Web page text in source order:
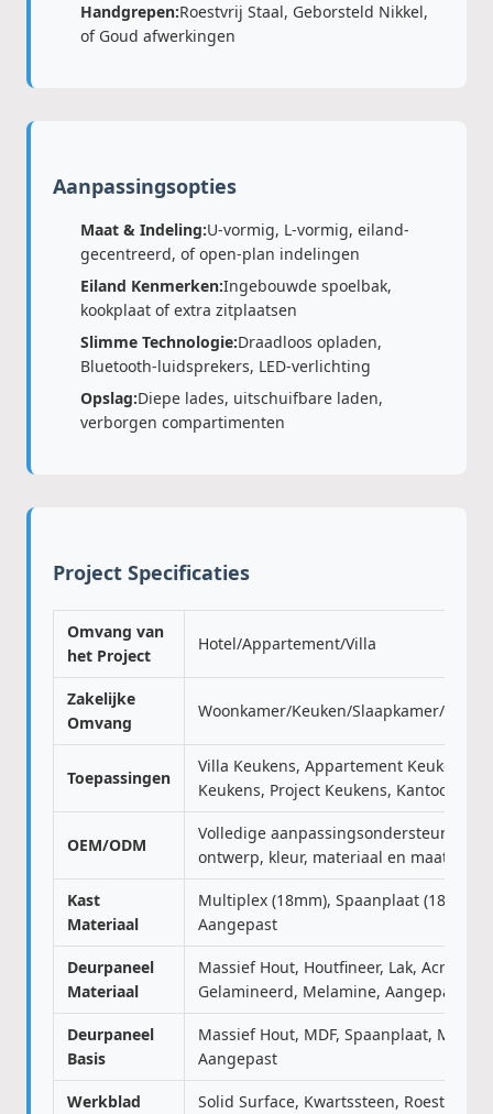
Handgrepen:Roestvrij Staal, Geborsteld Nikkel,
of Goud afwerkingen
Aanpassingsopties
Maat & Indeling:U-vormig, L-vormig, eiland-
gecentreerd, of open-plan indelingen
Eiland Kenmerken:Ingebouwde spoelbak,
kookplaat of extra zitplaatsen
Slimme Technologie:Draadloos opladen,
Bluetooth-luidsprekers, LED-verlichting
Opslag:Diepe lades, uitschuifbare laden,
verborgen compartimenten
Project Specificaties
Omvang van
het Project
Hotel/Appartement/Villa
Zakelijke
Omvang
Woonkamer/Keuken/Slaapkamer/
Toepassingen
Villa Keukens, Appartement Keukens,
Keukens, Project Keukens, Kantoor
OEM/ODM
Volledige aanpassingsondersteuning
ontwerp, kleur, materiaal en maat
Kast
Materiaal
Multiplex (18mm), Spaanplaat (18mm),
Aangepast
Deurpaneel
Materiaal
Massief Hout, Houtfineer, Lak, Acryl,
Gelamineerd, Melamine, Aangepast
Deurpaneel
Basis
Massief Hout, MDF, Spaanplaat,
Aangepast
Werkblad
Solid Surface, Kwartssteen, Roestvrij